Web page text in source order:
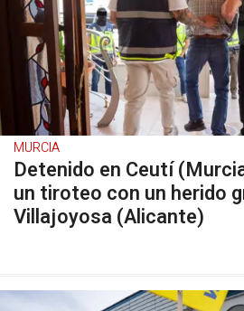
MURCIA
Detenido en Ceutí
un tiroteo con un herido
Villajoyosa (Alicante)